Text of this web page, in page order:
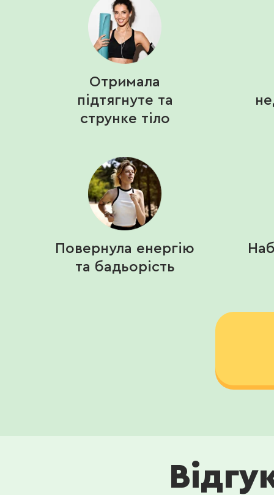
Отримала
підтягнуте та
струнке тіло
Повернула енергію
та бадьорість